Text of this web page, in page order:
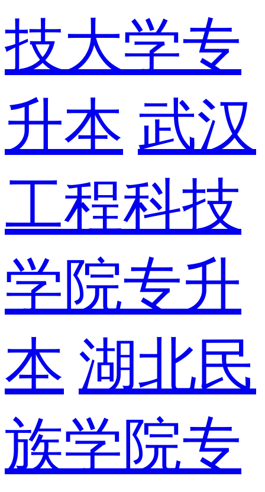
技大学专
升本 武汉
工程科技
学院专升
本 湖北民
族学院专